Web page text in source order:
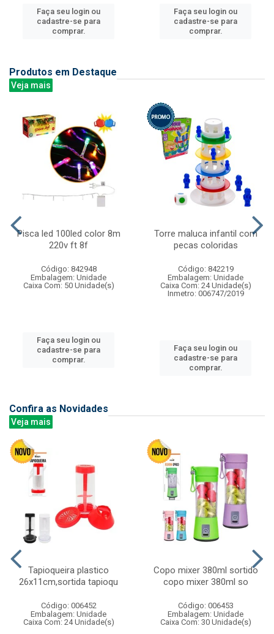
Faça seu login ou
cadastre-se para
comprar.
Faça seu login ou
cadastre-se para
comprar.
Produtos em Destaque
Veja mais
Pisca led 100led color 8m
220v ft 8f
Código: 842948
Embalagem: Unidade
Caixa Com: 50 Unidade(s)
Faça seu login ou
cadastre-se para
comprar.
Torre maluca infantil com
pecas coloridas
Código: 842219
Embalagem: Unidade
Caixa Com: 24 Unidade(s)
Inmetro: 006747/2019
Faça seu login ou
cadastre-se para
comprar.
Confira as Novidades
Veja mais
Tapioqueira plastico
26x11cm,sortida tapioqu
Código: 006452
Embalagem: Unidade
Caixa Com: 24 Unidade(s)
Copo mixer 380ml sortido
copo mixer 380ml so
Código: 006453
Embalagem: Unidade
Caixa Com: 30 Unidade(s)